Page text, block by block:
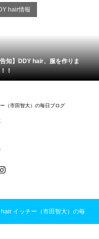
hair情報
告知】DDY hair、服を作りま
！
（市田智大）の毎日ブログ
イッチー（市田智大）の毎